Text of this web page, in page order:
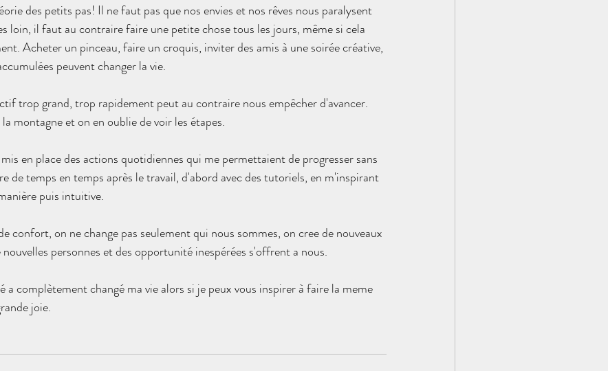
des petits pas! Il ne faut pas que nos envies et nos rêves nous paralysent
loin, il faut au contraire faire une petite chose tous les jours, même si cela
Acheter un pinceau, faire un croquis, inviter des amis à une soirée créative,
peuvent changer la vie.
trop grand, trop rapidement peut au contraire nous empêcher d'avancer.
montagne et on en oublie de voir les étapes.
en place des actions quotidiennes qui me permettaient de progresser sans
de temps en temps après le travail, d'abord avec des tutoriels, en m'inspirant
puis intuitive.
confort, on ne change pas seulement qui nous sommes, on cree de nouveaux
personnes et des opportunité inespérées s'offrent a nous.
a complètement changé ma vie alors si je peux vous inspirer à faire la meme
joie.